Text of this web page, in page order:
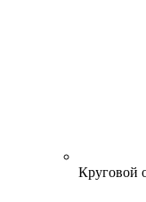
Круговой